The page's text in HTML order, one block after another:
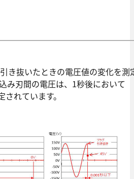
き抜いたときの電圧値の変化を測
み刃間の電圧は、1秒後において
れています。